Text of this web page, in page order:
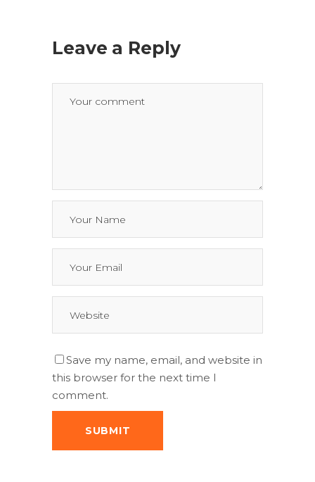
Leave a Reply
Save my name, email, and website in
this browser for the next time I
comment.